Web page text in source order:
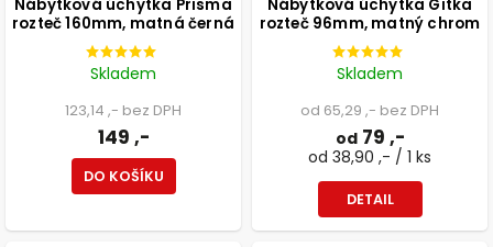
Nábytková úchytka Prisma
rozteč 160mm, matná černá
Skladem
123,14 ,- bez DPH
149 ,-
DO KOŠÍKU
Nábytková úchytka Gitka
rozteč 96mm, matný chrom
Skladem
od 65,29 ,- bez DPH
od79 ,-
od 38,90 ,- / 1 ks
DETAIL